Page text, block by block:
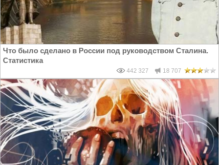
Что было сделано в России под руководством Сталина.
Статистика
442 327 18 707